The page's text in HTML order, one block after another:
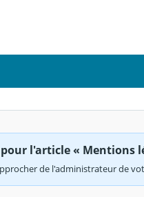
l'article « Mentions
de l'administrateur de